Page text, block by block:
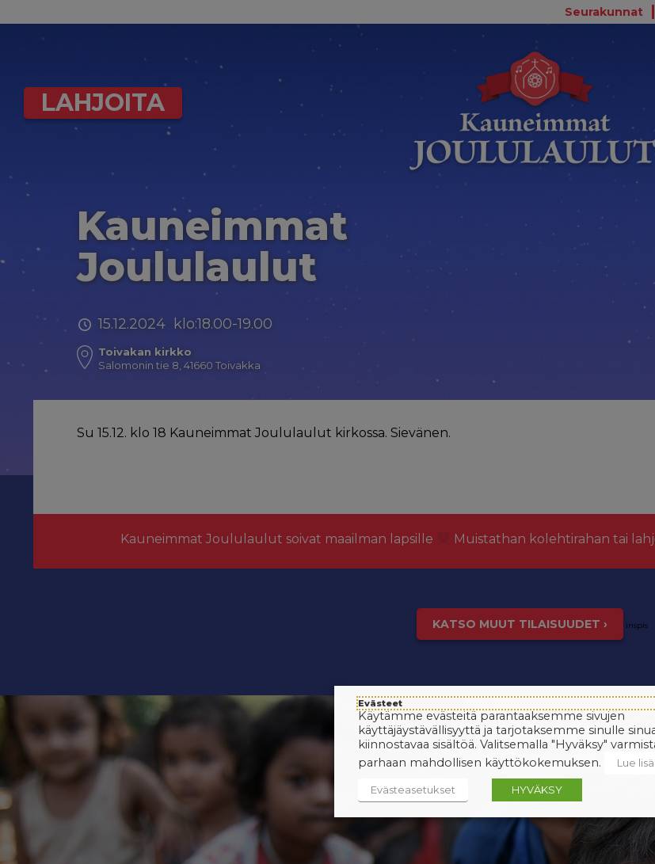
Seurakunnat
LAHJOITA
Kauneimmat
Joululaulut
15.12.2024 klo:18.00-19.00
Toivakan kirkko
Salomonin tie 8, 41660 Toivakka
Su 15.12. klo 18 Kauneimmat Joululaulut kirkossa. Sievänen.
Kauneimmat Joululaulut soivat maailman lapsille Muistathan kolehtirahan tai
KATSO MUUT TILAISUUDET › inspis
Evästeet
Käytämme evästeitä parantaaksemme sivujen
käyttäjäystävällisyyttä ja tarjotaksemme sinulle
kiinnostavaa sisältöä. Valitsemalla "Hyväksy"
parhaan mahdollisen käyttökokemuksen.
Lue
Evästeasetukset HYVÄKSY